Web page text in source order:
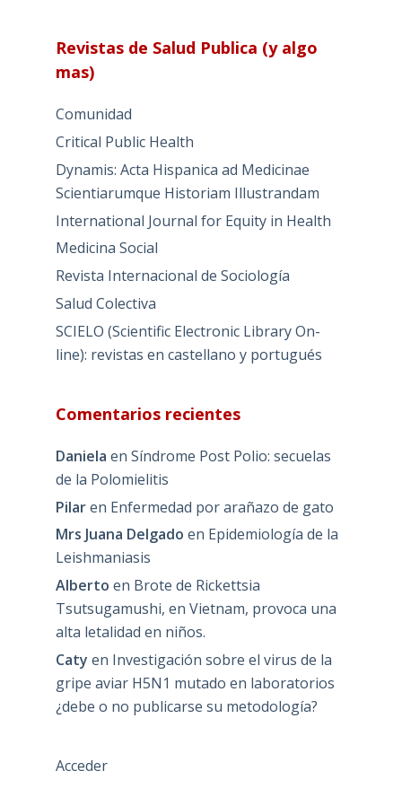
Revistas de Salud Publica (y algo
mas)
Comunidad
Critical Public Health
Dynamis: Acta Hispanica ad Medicinae
Scientiarumque Historiam Illustrandam
International Journal for Equity in Health
Medicina Social
Revista Internacional de Sociología
Salud Colectiva
SCIELO (Scientific Electronic Library On-
line): revistas en castellano y portugués
Comentarios recientes
Daniela en Síndrome Post Polio: secuelas
de la Polomielitis
Pilaren Enfermedad por arañazo de gato
Mrs Juana Delgado en Epidemiología de la
Leishmaniasis
Alberto en Brote de Rickettsia
Tsutsugamushi, en Vietnam, provoca una
alta letalidad en niños.
Caty en Investigación sobre el virus de la
gripe aviar H5N1 mutado en laboratorios
¿debe o no publicarse su metodología?
Acceder